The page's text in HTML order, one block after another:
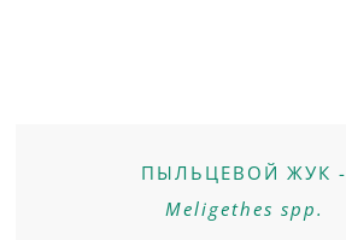
ПЫЛЬЦЕВОЙ ЖУК -
Meligethes spp.